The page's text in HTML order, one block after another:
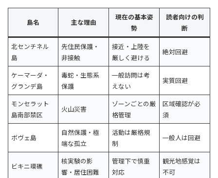
島名 主な理由
現在の基本姿
勢
読者向けの判
断
北センチネル
島
先住民保護・
非接触
接近・上陸を
厳しく避ける
絶対回避
ケーマーダ・
グランデ島
毒蛇・生態系
保護
一般訪問は考
えない
実質回避
モンセラット
島南部禁区
火山災害
ゾーンごとの厳
格管理
区域確認が必
須
ボヴェ島
自然保護・極
端な孤立
活動は厳格規
制
一般人は回避
ビキニ環礁
核実験の影
響・居住困難
管理下で慎重
対応
観光地感覚は
不可